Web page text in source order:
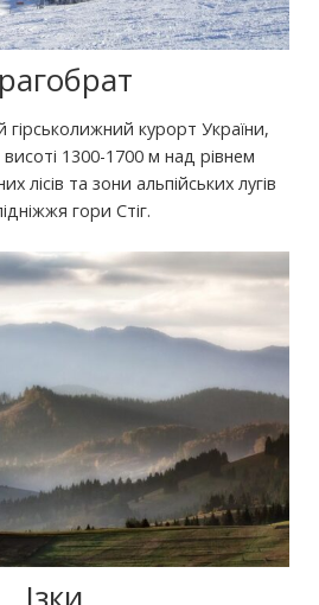
гірськолижний курорт України,
1300-1700 м над рівнем
лісів та зони альпійських лугів
гори Стіг.
Ізки